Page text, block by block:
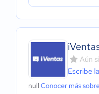
Aún
Escribe
null Conocer más